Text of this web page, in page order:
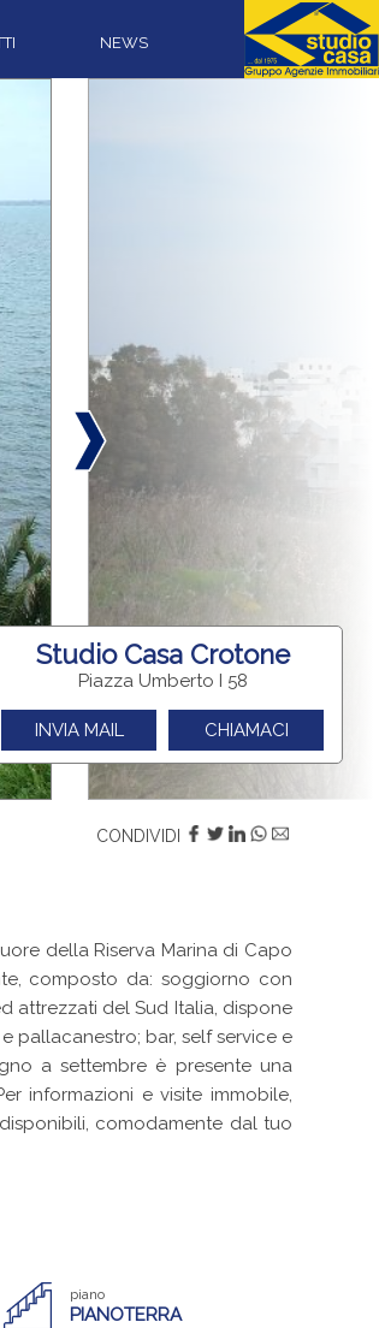
NEWS
Studio Casa Crotone
Piazza Umberto I 58
INVIA MAIL CHIAMACI
CONDIVIDI
della Riserva Marina di Capo
composto da: soggiorno con
attrezzati del Sud Italia, dispone
pallacanestro; bar, self service e
a settembre è presente una
informazioni e visite immobile,
comodamente dal tuo
piano
PIANOTERRA